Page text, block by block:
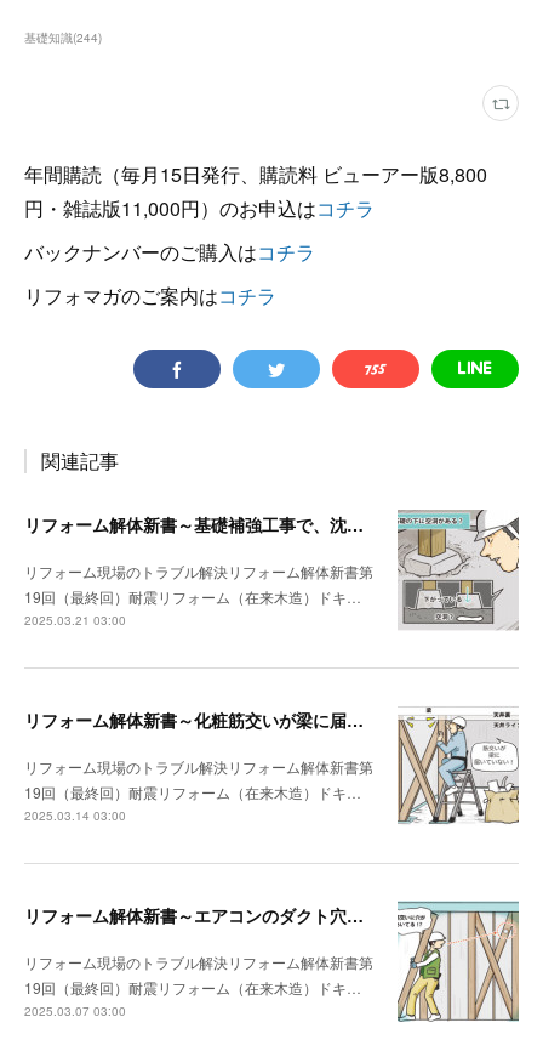
基礎知識(244)
年間購読（毎月15日発行、購読料 ビューアー版8,800
円・雑誌版11,000円）のお申込はコチラ
バックナンバーのご購入はコチラ
リフォマガのご案内はコチラ
関連記事
リフォーム解体新書～基礎補強工事で、沈んでいる独立基礎を発見
リフォーム現場のトラブル解決リフォーム解体新書第
19回（最終回）耐震リフォーム（在来木造）ドキ…
2025.03.21 03:00
リフォーム解体新書～化粧筋交いが梁に届いていなかった
リフォーム現場のトラブル解決リフォーム解体新書第
19回（最終回）耐震リフォーム（在来木造）ドキ…
2025.03.14 03:00
リフォーム解体新書～エアコンのダクト穴が筋交いを貫通していた
リフォーム現場のトラブル解決リフォーム解体新書第
19回（最終回）耐震リフォーム（在来木造）ドキ…
2025.03.07 03:00